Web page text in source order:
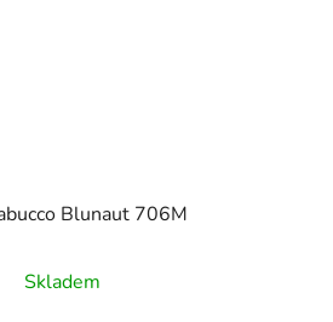
Blunaut 706M
Skladem